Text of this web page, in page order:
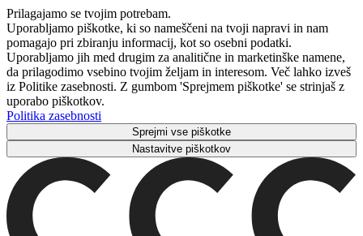
Prilagajamo se tvojim potrebam.
Uporabljamo piškotke, ki so nameščeni na tvoji napravi in ​​nam
pomagajo pri zbiranju informacij, kot so osebni podatki.
Uporabljamo jih med drugim za analitične in marketinške namene,
da prilagodimo vsebino tvojim željam in interesom. Več lahko izveš
iz Politike zasebnosti. Z gumbom 'Sprejmem piškotke' se strinjaš z
uporabo piškotkov.
Politika zasebnosti
Sprejmi vse piškotke
Nastavitve piškotkov